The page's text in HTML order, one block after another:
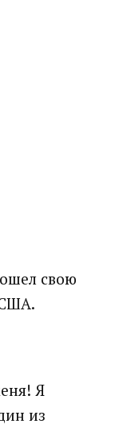
свою
США.
Я
из